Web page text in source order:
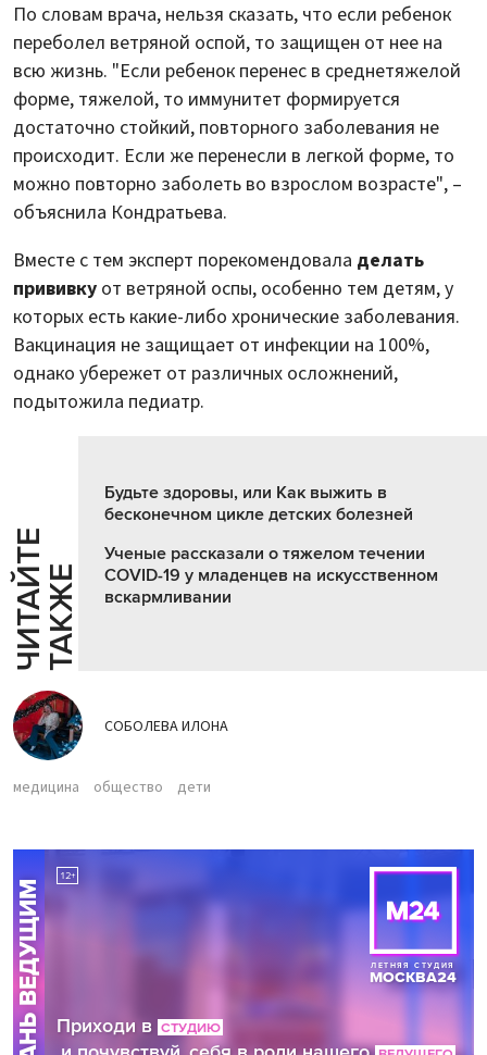
По словам врача, нельзя сказать, что если ребенок
переболел ветряной оспой, то защищен от нее на
всю жизнь. "Если ребенок перенес в среднетяжелой
форме, тяжелой, то иммунитет формируется
достаточно стойкий, повторного заболевания не
происходит. Если же перенесли в легкой форме, то
можно повторно заболеть во взрослом возрасте", –
объяснила Кондратьева.
Вместе с тем эксперт порекомендовала делать
прививку от ветряной оспы, особенно тем детям, у
которых есть какие-либо хронические заболевания.
Вакцинация не защищает от инфекции на 100%,
однако убережет от различных осложнений,
подытожила педиатр.
Ч
И
Т
АЙ
Т
Е
Т
А
К
ЖЕ
Будьте здоровы, или Как выжить в
бесконечном цикле детских болезней
Ученые рассказали о тяжелом течении
COVID-19 у младенцев на искусственном
вскармливании
СОБОЛЕВА ИЛОНА
медицина общество дети